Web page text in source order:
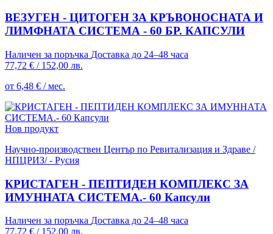
ВЕЗУГЕН - ЦИТОГЕН ЗА КРЪВОНОСНАТА И
ЛИМФНАТА СИСТЕМА - 60 БР. КАПСУЛИ
Наличен за поръчка Доставка до 24–48 часа
77,72 € / 152,00 лв.
от 6,48 € / мес.
Нов продукт
Научно-производствен Център по Ревитализация и Здраве /
НПЦРИЗ/ - Русия
КРИСТАГЕН - ПЕПТИДЕН КОМПЛЕКС ЗА
ИМУННАТА СИСТЕМА.- 60 Капсули
Наличен за поръчка Доставка до 24–48 часа
77,72 € / 152,00 лв.